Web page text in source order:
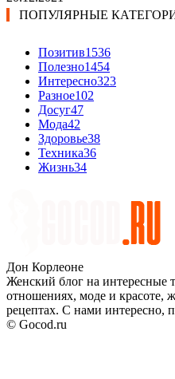
ПОПУЛЯРНЫЕ
Позитив1536
Полезно1454
Интересно323
Разное102
Досуг47
Мода42
Здоровье38
Техника36
Жизнь34
Дон Корлеоне
Женский блог на
отношениях, моде и красоте,
рецептах. С нами интересно,
© Gocod.ru